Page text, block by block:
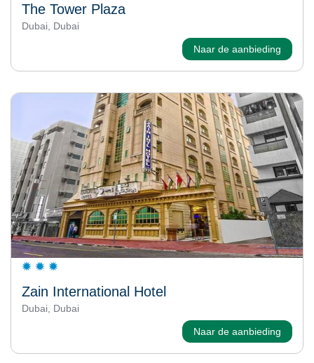
The Tower Plaza
Dubai, Dubai
Naar de aanbieding
Zain International Hotel
Dubai, Dubai
Naar de aanbieding